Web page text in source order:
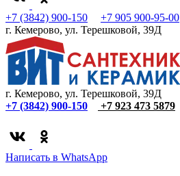
+7 (3842) 900-150
+7 905 900-95-00
г. Кемерово, ул. Терешковой, 39Д
г. Кемерово, ул. Терешковой, 39Д
+7 (3842) 900-150
+7 923 473 5879
Написать в WhatsApp